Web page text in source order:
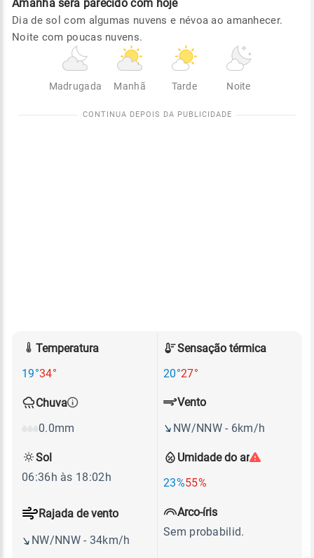
Amanhã será parecido com hoje
Dia de sol com algumas nuvens e névoa ao amanhecer.
Noite com poucas nuvens.
Madrugada Manhã Tarde Noite
Temperatura
19°34°
Sensação térmica
20°27°
Chuva
0.0mm
Umidade do ar
23%55%
Vento
NW/NNW - 6km/h
Rajada de vento
NW/NNW - 34km/h
Sol
06:36h às 18:02h
Arco-íris
Sem probabilid.